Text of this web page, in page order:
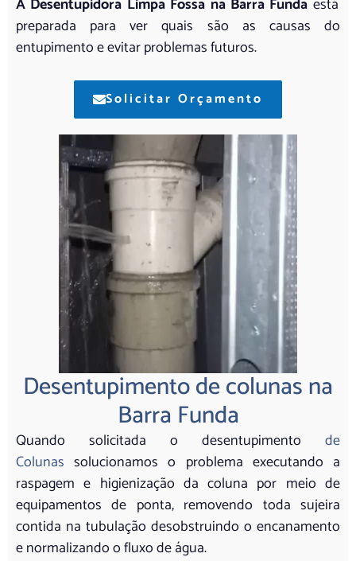
preparada para ver quais são as causas do
entupimento e evitar problemas futuros.
Solicitar Orçamento
Desentupimento de colunas na
Barra Funda
Quando solicitada o desentupimento de
Colunas solucionamos o problema executando a
raspagem e higienização da coluna por meio de
equipamentos de ponta, removendo toda sujeira
contida na tubulação desobstruindo o encanamento
e normalizando o fluxo de água.